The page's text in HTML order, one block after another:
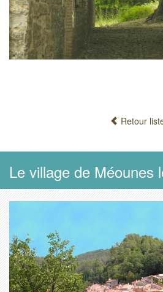
Retour
Le village de Méounes